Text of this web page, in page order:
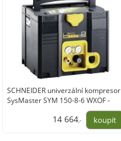
SCHNEIDER univerzální kompresor
SysMaster SYM 150-8-6 WXOF -
14 664,-